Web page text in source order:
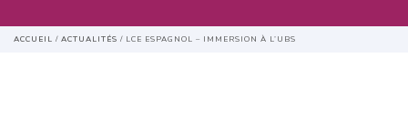
ACCUEIL / ACTUALITÉS / LCE ESPAGNOL – IMMERSION À L’UBS